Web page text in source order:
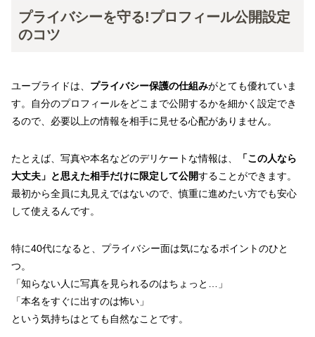
プライバシーを守る!プロフィール公開設定
のコツ
ユーブライドは、 プライバシー保護の仕組みがとても優れていま
す。自分のプロフィールをどこまで公開するかを細かく設定でき
るので、必要以上の情報を相手に見せる心配がありません。
たとえば、写真や本名などのデリケートな情報は、
「この人なら
大丈夫」と思えた相手だけに限定して公開することができます。
最初から全員に丸見えではないので、慎重に進めたい方でも安心
して使えるんです。
特に40代になると、プライバシー面は気になるポイントのひと
つ。
「知らない人に写真を見られるのはちょっと…」
「本名をすぐに出すのは怖い」
という気持ちはとても自然なことです。